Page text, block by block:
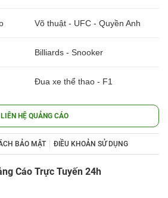
Võ thuật - UFC - Quyền Anh
Billiards - Snooker
Đua xe thể thao - F1
LIÊN HỆ QUẢNG CÁO
BẢO MẬT ĐIỀU KHOẢN SỬ DỤNG
Cáo Trực Tuyến 24h